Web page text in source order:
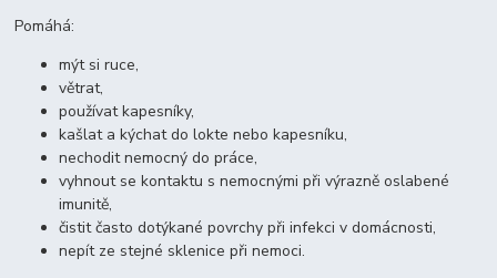
Pomáhá:
mýt si ruce,
větrat,
používat kapesníky,
kašlat a kýchat do lokte nebo kapesníku,
nechodit nemocný do práce,
vyhnout se kontaktu s nemocnými při výrazně oslabené
imunitě,
čistit často dotýkané povrchy při infekci v domácnosti,
nepít ze stejné sklenice při nemoci.